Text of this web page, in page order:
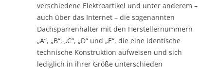
verschiedene Elektroartikel und unter anderem –
auch über das Internet – die sogenannten
Dachsparrenhalter mit den Herstellernummern
„A“, „B“, „C“, „D“ und „E“, die eine identische
technische Konstruktion aufweisen und sich
lediglich in ihrer Größe unterschieden